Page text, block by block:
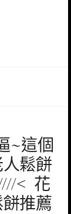
~這個
鬆餅
< 花
推薦